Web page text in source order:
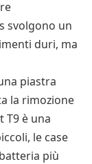
svolgono un
duri, ma
piastra
la rimozione
T9 è una
le case
più